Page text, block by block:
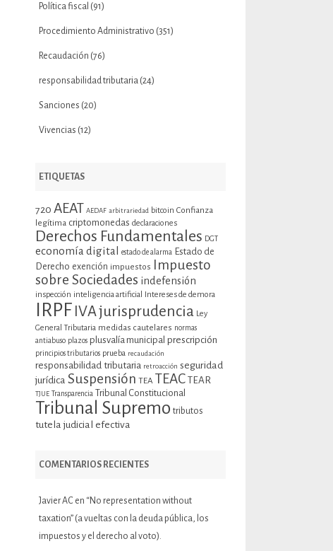
Política fiscal (91)
Procedimiento Administrativo (351)
Recaudación (76)
responsabilidad tributaria(24)
Sanciones (20)
Vivencias (12)
ETIQUETAS
720 AEAT AEDAF arbitrariedad bitcoin Confianza
legítima criptomonedas declaraciones
Derechos Fundamentales DGT
economía digital estado de alarma
Estado de
Derecho exención impuestos
Impuesto
sobre Sociedades indefensión
inspección inteligencia artificial Intereses de demora
IRPF IVAjurisprudencia Ley
General Tributaria medidas cautelares normas
antiabuso plazos plusvalía municipal prescripción
principios tributarios prueba recaudación
responsabilidad tributaria retroacción seguridad
jurídica Suspensión TEA TEAC TEAR
TJUE Transparencia Tribunal Constitucional
Tribunal Supremo tributos
tutela judicial efectiva
COMENTARIOS RECIENTES
Javier AC en “No representation without
taxation” (a vueltas con la deuda pública, los
impuestos y el derecho al voto).